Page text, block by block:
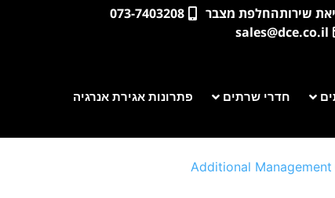
שירותהחלפת מצבר
073-7403208
sales@dce.co.il
חדרי שרתים פתרונות אגירת אנרגיה
Additional